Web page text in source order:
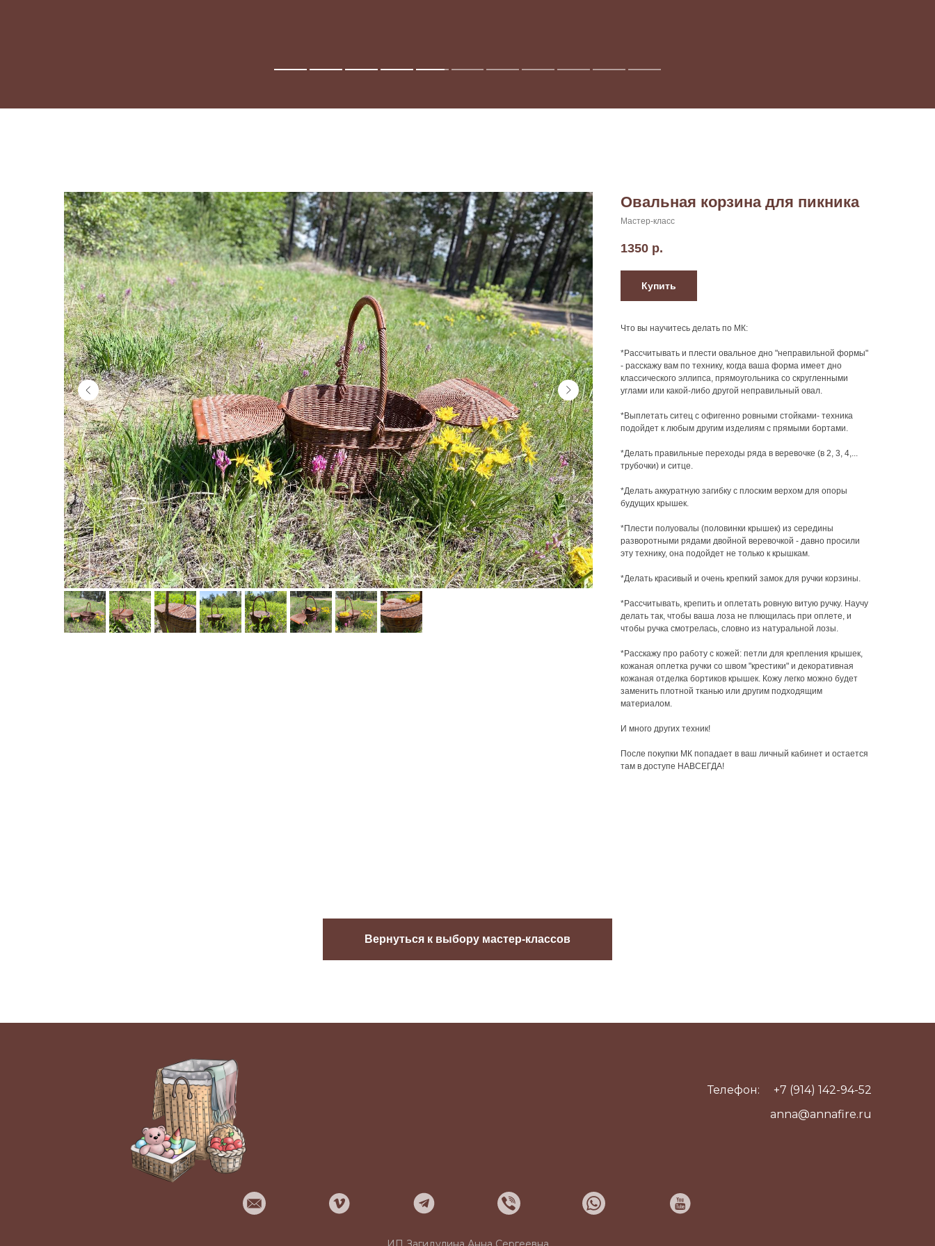
Овальная корзина для пикника
Мастер-класс
1350 р.
Купить
Что вы научитесь делать по МК:
*Рассчитывать и плести овальное дно "неправильной формы"
- расскажу вам по технику, когда ваша форма имеет дно
классического эллипса, прямоугольника со скругленными
углами или какой-либо другой неправильный овал.
*Выплетать ситец с офигенно ровными стойками- техника
подойдет к любым другим изделиям с прямыми бортами.
*Делать правильные переходы ряда в веревочке (в 2, 3, 4,...
трубочки) и ситце.
*Делать аккуратную загибку с плоским верхом для опоры
будущих крышек.
*Плести полуовалы (половинки крышек) из середины
разворотными рядами двойной веревочкой - давно просили
эту технику, она подойдет не только к крышкам.
*Делать красивый и очень крепкий замок для ручки корзины.
*Рассчитывать, крепить и оплетать ровную витую ручку. Научу
делать так, чтобы ваша лоза не плющилась при оплете, и
чтобы ручка смотрелась, словно из натуральной лозы.
*Расскажу про работу с кожей: петли для крепления крышек,
кожаная оплетка ручки со швом "крестики" и декоративная
кожаная отделка бортиков крышек. Кожу легко можно будет
заменить плотной тканью или другим подходящим
материалом.
И много других техник!
После покупки МК попадает в ваш личный кабинет и остается
там в доступе НАВСЕГДА!
Вернуться к выбору мастер-классов
Телефон:
+7 (914) 142-94-52
anna@annafire.ru